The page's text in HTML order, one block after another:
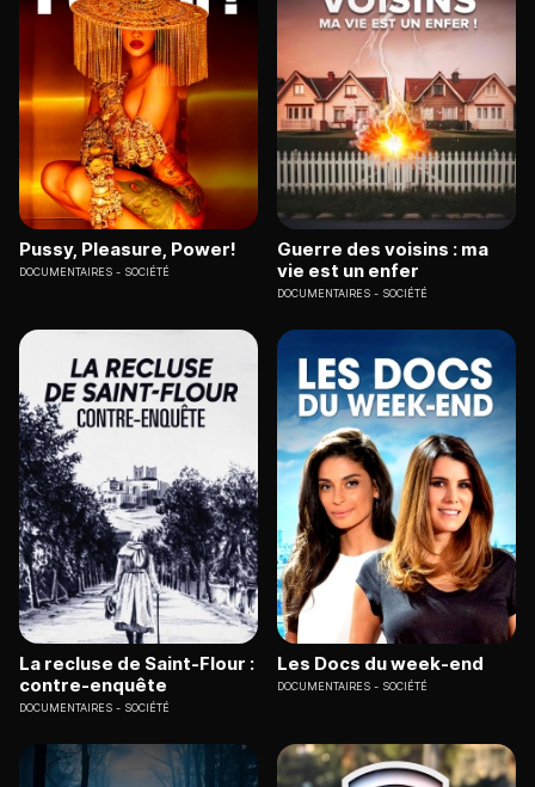
Pussy, Pleasure, Power!
DOCUMENTAIRES SOCIÉTÉ
Guerre des voisins : ma
vie est un enfer
DOCUMENTAIRES SOCIÉTÉ
La recluse de Saint-Flour :
contre-enquête
DOCUMENTAIRES SOCIÉTÉ
Les Docs du week-end
DOCUMENTAIRES SOCIÉTÉ